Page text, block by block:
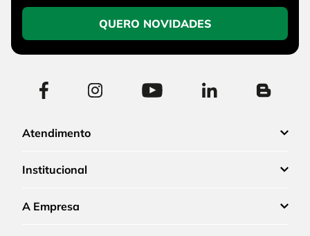
QUERO NOVIDADES
Atendimento
Institucional
A Empresa